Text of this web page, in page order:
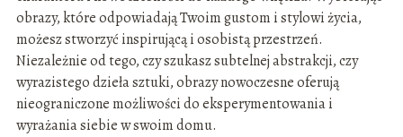
obrazy, które odpowiadają Twoim gustom i stylowi życia,
możesz stworzyć inspirującą i osobistą przestrzeń.
Niezależnie od tego, czy szukasz subtelnej abstrakcji, czy
wyrazistego dzieła sztuki, obrazy nowoczesne oferują
nieograniczone możliwości do eksperymentowania i
wyrażania siebie w swoim domu.